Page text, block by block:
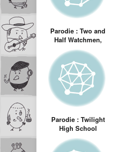
Parodie : Two and
Half Watchmen,
Watchmen version
Parodie : Twilight
High School
Musical